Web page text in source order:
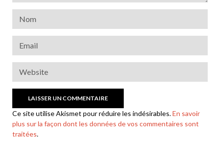
Ce site utilise Akismet pour réduire les indésirables.En savoir
plus sur la façon dont les données de vos commentaires sont
traitées.